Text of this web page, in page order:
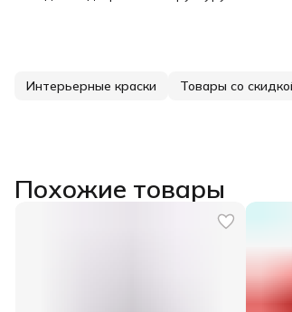
Интерьерные краски Товары со
Похожие товары